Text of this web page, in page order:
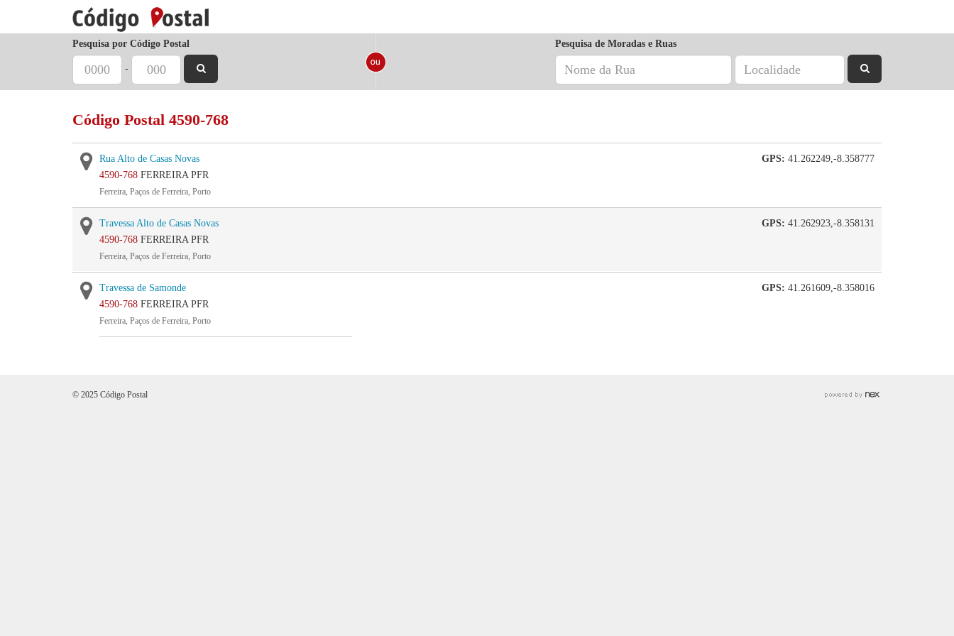
Pesquisa por Código Postal
-
Pesquisa de Moradas e Ruas
Código Postal 4590-768
GPS: 41.262249,-8.358777
Rua Alto de Casas Novas
4590-768 FERREIRA PFR
Ferreira, Paços de Ferreira, Porto
GPS: 41.262923,-8.358131
Travessa Alto de Casas Novas
4590-768 FERREIRA PFR
Ferreira, Paços de Ferreira, Porto
GPS: 41.261609,-8.358016
Travessa de Samonde
4590-768 FERREIRA PFR
Ferreira, Paços de Ferreira, Porto
© 2025 Código Postal